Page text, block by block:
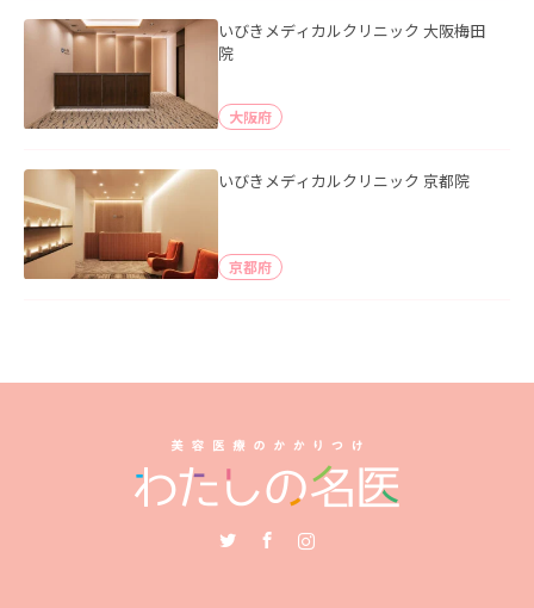
いびきメディカルクリニック 大阪梅田
院
大阪府
いびきメディカルクリニック 京都院
京都府